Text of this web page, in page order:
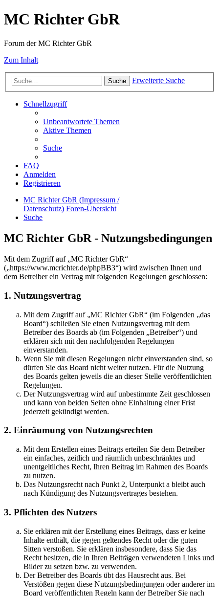
MC Richter GbR
Forum der MC Richter GbR
Zum Inhalt
Suche Erweiterte Suche
Schnellzugriff
Unbeantwortete Themen
Aktive Themen
Suche
FAQ
Anmelden
Registrieren
MC Richter GbR (Impressum /
Datenschutz) Foren-Übersicht
Suche
MC Richter GbR - Nutzungsbedingungen
Mit dem Zugriff auf „MC Richter GbR“
(„https://www.mcrichter.de/phpBB3“) wird zwischen Ihnen und
dem Betreiber ein Vertrag mit folgenden Regelungen geschlossen:
1. Nutzungsvertrag
Mit dem Zugriff auf „MC Richter GbR“ (im Folgenden „das
Board“) schließen Sie einen Nutzungsvertrag mit dem
Betreiber des Boards ab (im Folgenden „Betreiber“) und
erklären sich mit den nachfolgenden Regelungen
einverstanden.
Wenn Sie mit diesen Regelungen nicht einverstanden sind, so
dürfen Sie das Board nicht weiter nutzen. Für die Nutzung
des Boards gelten jeweils die an dieser Stelle veröffentlichten
Regelungen.
Der Nutzungsvertrag wird auf unbestimmte Zeit geschlossen
und kann von beiden Seiten ohne Einhaltung einer Frist
jederzeit gekündigt werden.
2. Einräumung von Nutzungsrechten
Mit dem Erstellen eines Beitrags erteilen Sie dem Betreiber
ein einfaches, zeitlich und räumlich unbeschränktes und
unentgeltliches Recht, Ihren Beitrag im Rahmen des Boards
zu nutzen.
Das Nutzungsrecht nach Punkt 2, Unterpunkt a bleibt auch
nach Kündigung des Nutzungsvertrages bestehen.
3. Pflichten des Nutzers
Sie erklären mit der Erstellung eines Beitrags, dass er keine
Inhalte enthält, die gegen geltendes Recht oder die guten
Sitten verstoßen. Sie erklären insbesondere, dass Sie das
Recht besitzen, die in Ihren Beiträgen verwendeten Links und
Bilder zu setzen bzw. zu verwenden.
Der Betreiber des Boards übt das Hausrecht aus. Bei
Verstößen gegen diese Nutzungsbedingungen oder anderer im
Board veröffentlichten Regeln kann der Betreiber Sie nach